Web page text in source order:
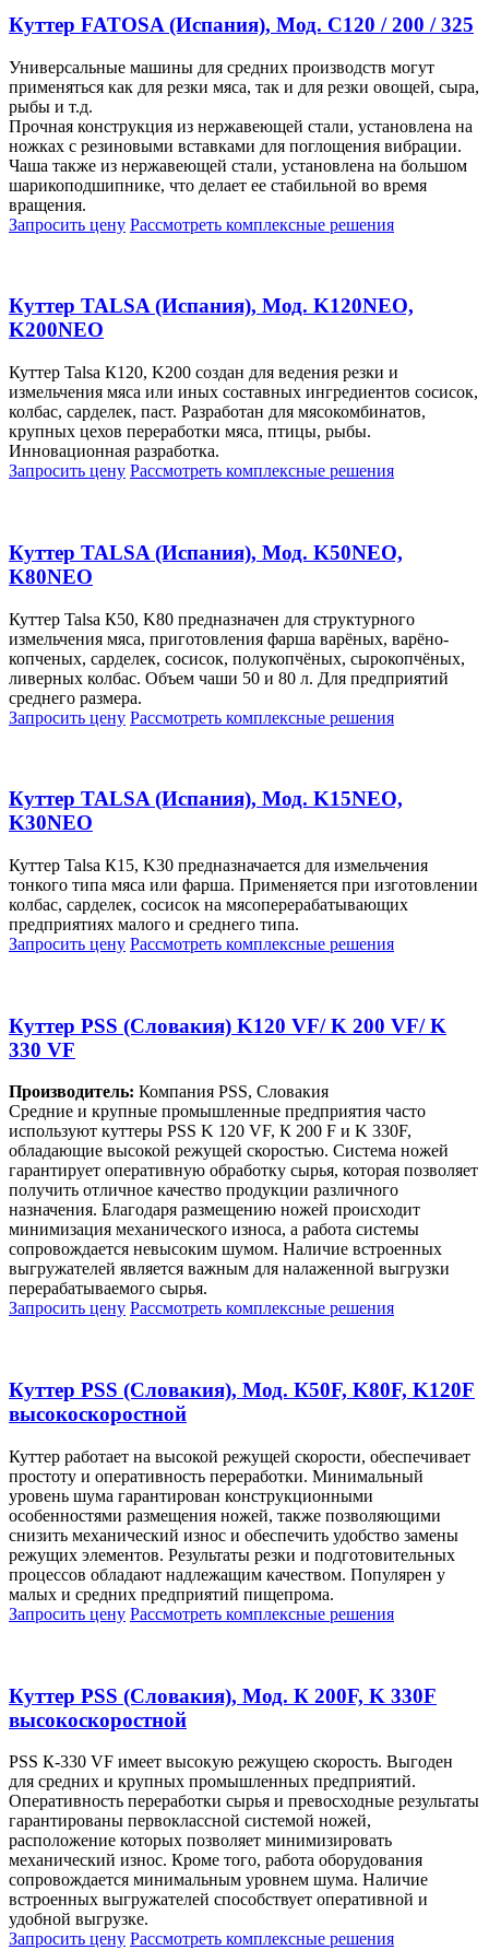
Куттер FATOSA (Испания), Мод. C120 / 200 / 325
Универсальные машины для средних производств могут
применяться как для резки мяса, так и для резки овощей, сыра,
рыбы и т.д.
Прочная конструкция из нержавеющей стали, установлена на
ножках с резиновыми вставками для поглощения вибрации.
Чаша также из нержавеющей стали, установлена на большом
шарикоподшипнике, что делает ее стабильной во время
вращения.
Запросить цену Рассмотреть комплексные решения
Куттер TALSA (Испания), Мод. K120NEO,
K200NEO
Куттер Talsa К120, K200 создан для ведения резки и
измельчения мяса или иных составных ингредиентов сосисок,
колбас, сарделек, паст. Разработан для мясокомбинатов,
крупных цехов переработки мяса, птицы, рыбы.
Инновационная разработка.
Запросить цену Рассмотреть комплексные решения
Куттер TALSA (Испания), Мод. K50NEO,
K80NEO
Куттер Talsa К50, K80 предназначен для структурного
измельчения мяса, приготовления фарша варёных, варёно-
копченых, сарделек, сосисок, полукопчёных, сырокопчёных,
ливерных колбас. Объем чаши 50 и 80 л. Для предприятий
среднего размера.
Запросить цену Рассмотреть комплексные решения
Куттер TALSA (Испания), Мод. K15NEO,
K30NEO
Куттер Talsa К15, K30 предназначается для измельчения
тонкого типа мяса или фарша. Применяется при изготовлении
колбас, сарделек, сосисок на мясоперерабатывающих
предприятиях малого и среднего типа.
Запросить цену Рассмотреть комплексные решения
Куттер PSS (Словакия) K120 VF/ K 200 VF/ K
330 VF
Производитель: Компания PSS, Словакия
Средние и крупные промышленные предприятия часто
используют куттеры PSS K 120 VF, К 200 F и K 330F,
обладающие высокой режущей скоростью. Система ножей
гарантирует оперативную обработку сырья, которая позволяет
получить отличное качество продукции различного
назначения. Благодаря размещению ножей происходит
минимизация механического износа, а работа системы
сопровождается невысоким шумом. Наличие встроенных
выгружателей является важным для налаженной выгрузки
перерабатываемого сырья.
Запросить цену Рассмотреть комплексные решения
Куттер PSS (Словакия), Мод. К50F, K80F, K120F
высокоскоростной
Куттер работает на высокой режущей скорости, обеспечивает
простоту и оперативность переработки. Минимальный
уровень шума гарантирован конструкционными
особенностями размещения ножей, также позволяющими
снизить механический износ и обеспечить удобство замены
режущих элементов. Результаты резки и подготовительных
процессов обладают надлежащим качеством. Популярен у
малых и средних предприятий пищепрома.
Запросить цену Рассмотреть комплексные решения
Куттер PSS (Словакия), Мод. К 200F, K 330F
высокоскоростной
PSS К-330 VF имеет высокую режущею скорость. Выгоден
для средних и крупных промышленных предприятий.
Оперативность переработки сырья и превосходные результаты
гарантированы первоклассной системой ножей,
расположение которых позволяет минимизировать
механический износ. Кроме того, работа оборудования
сопровождается минимальным уровнем шума. Наличие
встроенных выгружателей способствует оперативной и
удобной выгрузке.
Запросить цену Рассмотреть комплексные решения